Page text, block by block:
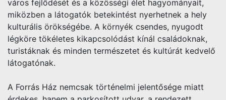
város fejlődését és a közösségi élet hagyományait,
miközben a látogatók betekintést nyerhetnek a hely
kulturális örökségébe. A környék csendes, nyugodt
légköre tökéletes kikapcsolódást kínál családoknak,
turistáknak és minden természetet és kultúrát kedvelő
látogatónak.
A Forrás Ház nemcsak történelmi jelentősége miatt